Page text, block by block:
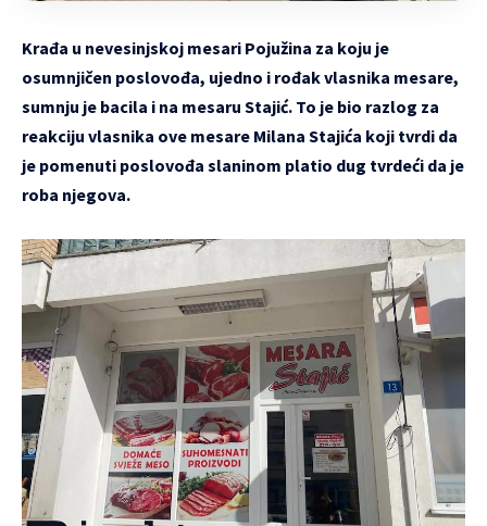
Krađa u nevesinjskoj mesari Pojužina za koju je
osumnjičen poslovođa, ujedno i rođak vlasnika mesare,
sumnju je bacila i na mesaru Stajić. To je bio razlog za
reakciju vlasnika ove mesare Milana Stajića koji tvrdi da
je pomenuti poslovođa slaninom platio dug tvrdeći da je
roba njegova.